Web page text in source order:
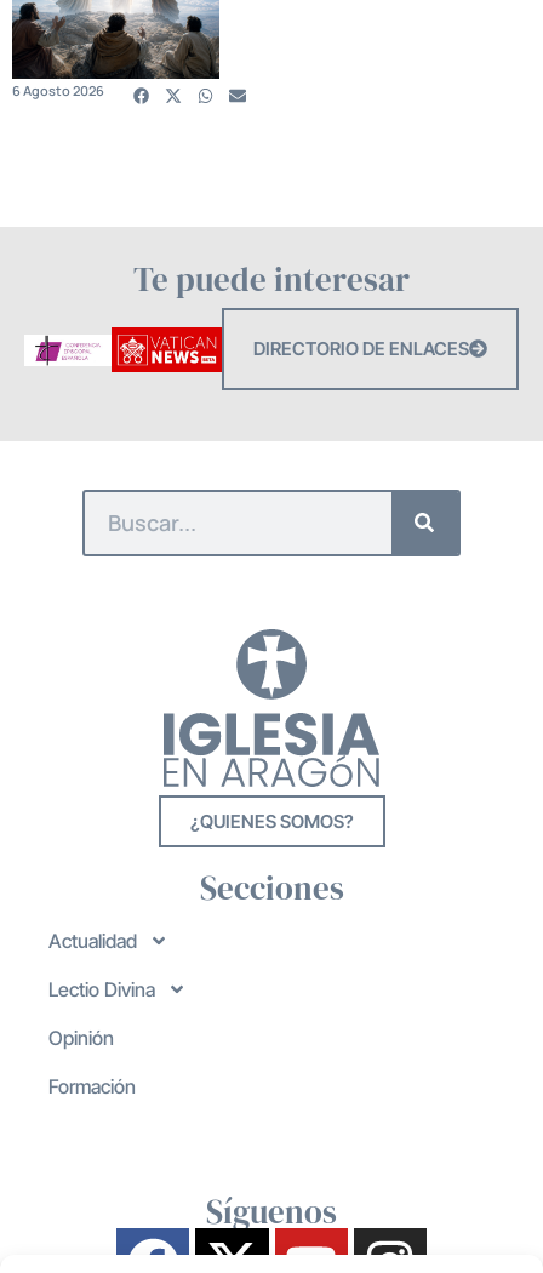
6 Agosto 2026
Te puede interesar
DIRECTORIO DE ENLACES
¿QUIENES SOMOS?
Secciones
Actualidad
Lectio Divina
Opinión
Formación
Síguenos